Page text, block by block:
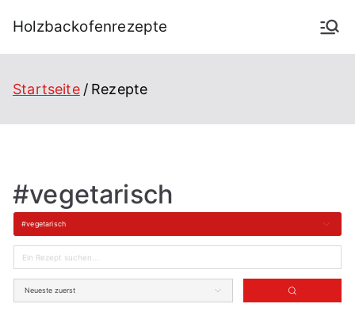
Holzbackofenrezepte
Startseite Rezepte
#vegetarisch
#vegetarisch